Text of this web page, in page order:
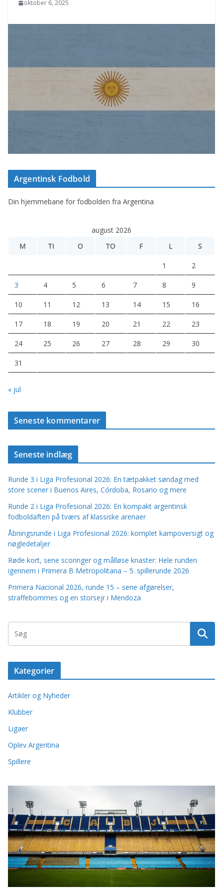
oktober 6, 2025
Argentinsk Fodbold
Din hjemmebane for fodbolden fra Argentina
august 2026
M
TI O TO F L S
1 2
3 4 5 6 7 8 9
10 11 12 13 14 15 16
17 18 19 20 21 22 23
24 25 26 27 28 29 30
31
« jul
Seneste kommentarer
Seneste indlæg
Runde 3 i Liga Profesional 2026: En tætpakket søndag med
store scener i Buenos Aires, Córdoba, Rosario og mere
Runde 2 i Liga Profesional 2026: En kompakt argentinsk
fodboldaften på tværs af klassiske arenaer
Åbningsrunde i Liga Profesional 2026: komplet kampoversigt og
nøgledetaljer
Røde kort, sene scoringer og målløse knaster: Hele runden
igennem i Primera B Metropolitana – 5. spillerunde 2026
Primera Nacional 2026, runde 15 – sene afgørelser,
straffebommes og en storsejr i Mendoza
Kategorier
Artikler og Nyheder
Klubber
Ligaer
Oplev Argentina
Spillere